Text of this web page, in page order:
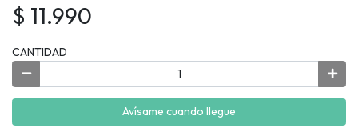
$ 11.990
CANTIDAD
Avísame cuando llegue